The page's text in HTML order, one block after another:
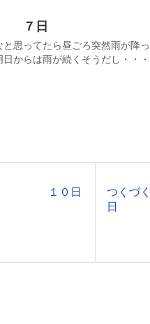
７日
と思ってたら昼ごろ突然雨が降
からは雨が続くそうだし・・
て １０日
つく
日